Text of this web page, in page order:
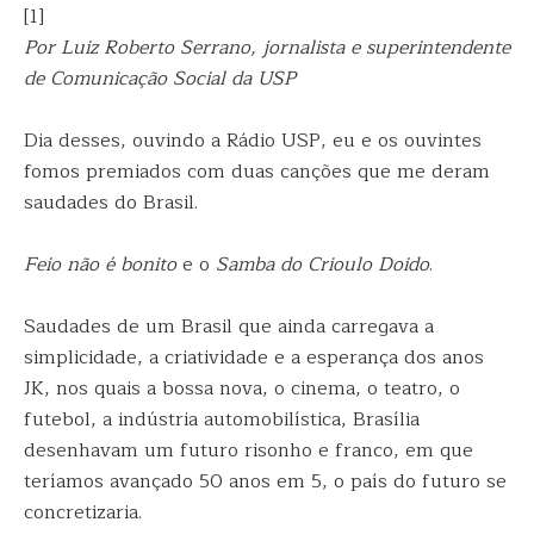
[1]
Por Luiz Roberto Serrano, jornalista e superintendente
de Comunicação Social da USP
Dia desses, ouvindo a Rádio USP, eu e os ouvintes
fomos premiados com duas canções que me deram
saudades do Brasil.
Feio não é bonitoe o Samba do Crioulo Doido.
Saudades de um Brasil que ainda carregava a
simplicidade, a criatividade e a esperança dos anos
JK, nos quais a bossa nova, o cinema, o teatro, o
futebol, a indústria automobilística, Brasília
desenhavam um futuro risonho e franco, em que
teríamos avançado 50 anos em 5, o país do futuro se
concretizaria.